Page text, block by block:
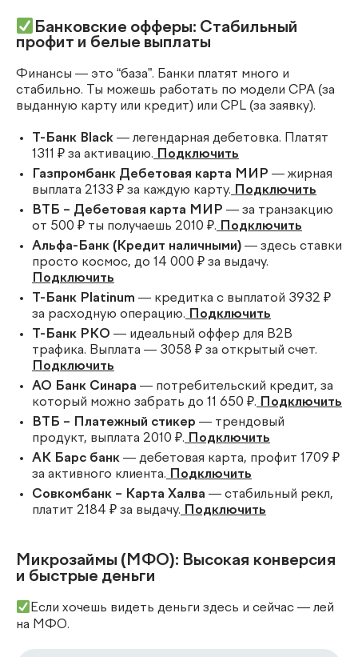
Банковские офферы: Стабильный
профит и белые выплаты
Финансы — это “база”. Банки платят много и
стабильно. Ты можешь работать по модели CPA (за
выданную карту или кредит) или CPL (за заявку).
Т-Банк Black — легендарная дебетовка. Платят
1311 ₽ за активацию. Подключить
Газпромбанк Дебетовая карта МИР — жирная
выплата 2133 ₽ за каждую карту. Подключить
ВТБ – Дебетовая карта МИР — за транзакцию
от 500 ₽ ты получаешь 2010 ₽. Подключить
Альфа-Банк (Кредит наличными) — здесь ставки
просто космос, до 14 000 ₽ за выдачу.
Подключить
Т-Банк Platinum — кредитка с выплатой 3932 ₽
за расходную операцию. Подключить
Т-Банк РКО — идеальный оффер для B2B
трафика. Выплата — 3058 ₽ за открытый счет.
Подключить
АО Банк Синара — потребительский кредит, за
который можно забрать до 11 650 ₽. Подключить
ВТБ – Платежный стикер — трендовый
продукт, выплата 2010 ₽. Подключить
АК Барс банк — дебетовая карта, профит 1709 ₽
за активного клиента. Подключить
Совкомбанк – Карта Халва — стабильный рекл,
платит 2184 ₽ за выдачу. Подключить
Микрозаймы (МФО): Высокая конверсия
и быстрые деньги
Если хочешь видеть деньги здесь и сейчас — лей
на МФО.